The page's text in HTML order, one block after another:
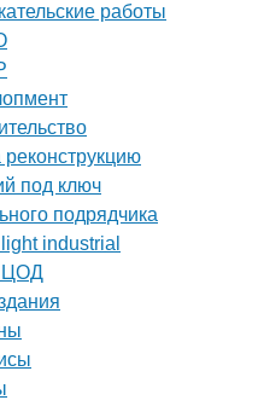
работы
под ключ
подрядчика
industrial
ЦОД